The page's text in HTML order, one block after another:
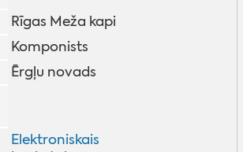
Rīgas Meža kapi
Komponists
Ērgļu novads
Elektroniskais